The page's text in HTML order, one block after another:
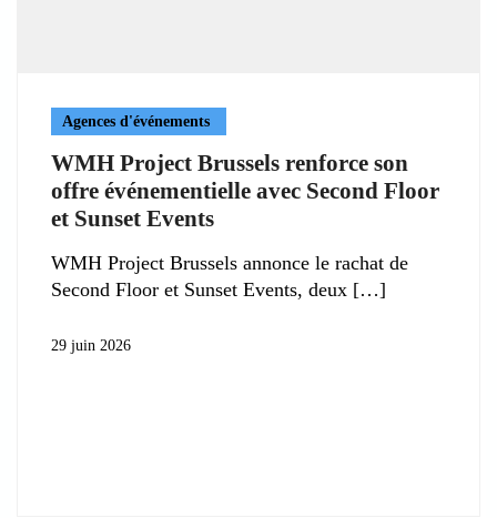
Agences d'événements
WMH Project Brussels renforce son
offre événementielle avec Second Floor
et Sunset Events
WMH Project Brussels annonce le rachat de
Second Floor et Sunset Events, deux
29 juin 2026